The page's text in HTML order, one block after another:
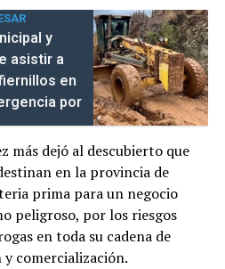
y
asistir a
en
por
más dejó al descubierto que
en la provincia de
prima para un negocio
peligroso, por los riesgos
en toda su cadena de
comercialización.